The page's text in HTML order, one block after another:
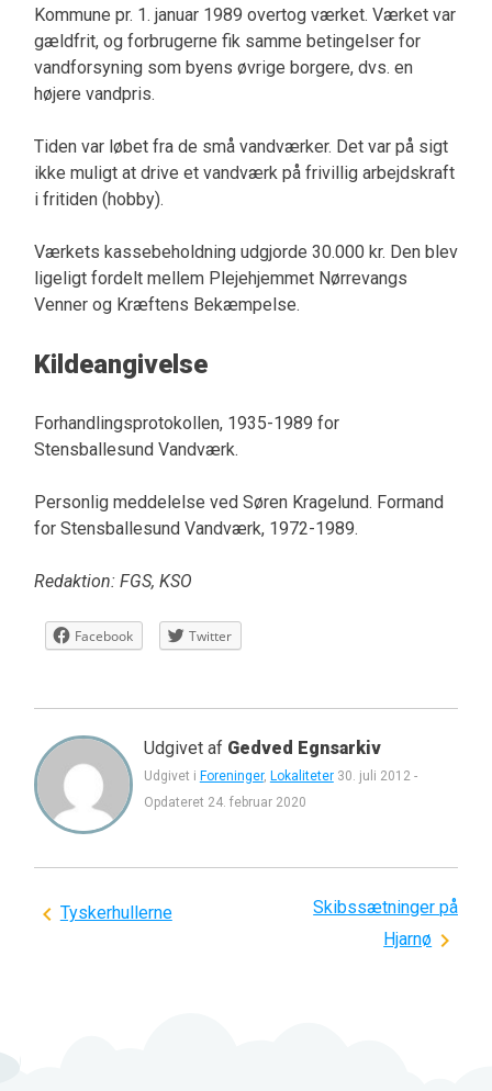
Kommune pr. 1. januar 1989 overtog værket. Værket var
gældfrit, og forbrugerne fik samme betingelser for
vandforsyning som byens øvrige borgere, dvs. en
højere vandpris.
Tiden var løbet fra de små vandværker. Det var på sigt
ikke muligt at drive et vandværk på frivillig arbejdskraft
i fritiden (hobby).
Værkets kassebeholdning udgjorde 30.000 kr. Den blev
ligeligt fordelt mellem Plejehjemmet Nørrevangs
Venner og Kræftens Bekæmpelse.
Kildeangivelse
Forhandlingsprotokollen, 1935-1989 for
Stensballesund Vandværk.
Personlig meddelelse ved Søren Kragelund. Formand
for Stensballesund Vandværk, 1972-1989.
Redaktion: FGS, KSO
Facebook Twitter
Udgivet af Gedved Egnsarkiv
Udgivet i Foreninger, Lokaliteter 30. juli 2012 -
Opdateret 24. februar 2020
Indlægsnavigation
Tyskerhullerne
Skibssætninger på
Hjarnø